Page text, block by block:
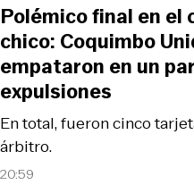
20:59
En total, fueron cinco
árbitro.
Polémico final en el
chico: Coquimbo
empataron en un
expulsiones